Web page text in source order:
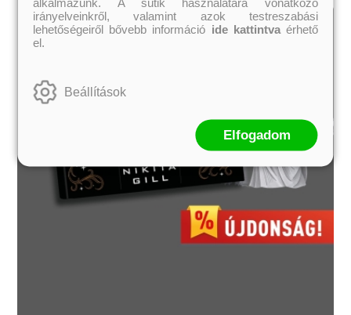
irányelveinkről, valamint azok testreszabási
lehetőségeiről bővebb információ ide kattintvaérhető
el.
Beállítások
Elfogadom